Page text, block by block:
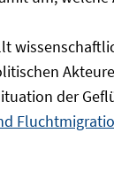
der